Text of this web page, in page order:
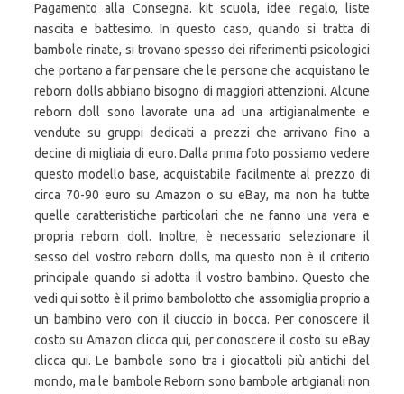
Pagamento alla Consegna. kit scuola, idee regalo, liste
nascita e battesimo. In questo caso, quando si tratta di
bambole rinate, si trovano spesso dei riferimenti psicologici
che portano a far pensare che le persone che acquistano le
reborn dolls abbiano bisogno di maggiori attenzioni. Alcune
reborn doll sono lavorate una ad una artigianalmente e
vendute su gruppi dedicati a prezzi che arrivano fino a
decine di migliaia di euro. Dalla prima foto possiamo vedere
questo modello base, acquistabile facilmente al prezzo di
circa 70-90 euro su Amazon o su eBay, ma non ha tutte
quelle caratteristiche particolari che ne fanno una vera e
propria reborn doll. Inoltre, è necessario selezionare il
sesso del vostro reborn dolls, ma questo non è il criterio
principale quando si adotta il vostro bambino. Questo che
vedi qui sotto è il primo bambolotto che assomiglia proprio a
un bambino vero con il ciuccio in bocca. Per conoscere il
costo su Amazon clicca qui, per conoscere il costo su eBay
clicca qui. Le bambole sono tra i giocattoli più antichi del
mondo, ma le bambole Reborn sono bambole artigianali non